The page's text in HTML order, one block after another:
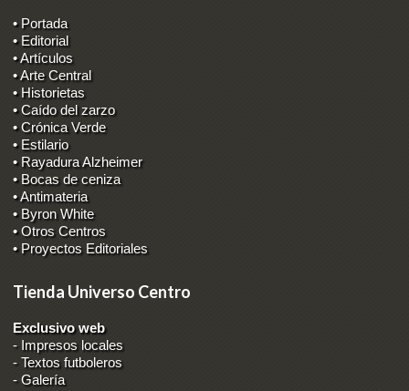
• Portada
• Editorial
• Artículos
• Arte Central
• Historietas
• Caído del zarzo
• Crónica Verde
• Estilario
• Rayadura Alzheimer
• Bocas de ceniza
• Antimateria
• Byron White
• Otros Centros
• Proyectos Editoriales
Tienda Universo Centro
Exclusivo web
- Impresos locales
-Textos futboleros
-Galería